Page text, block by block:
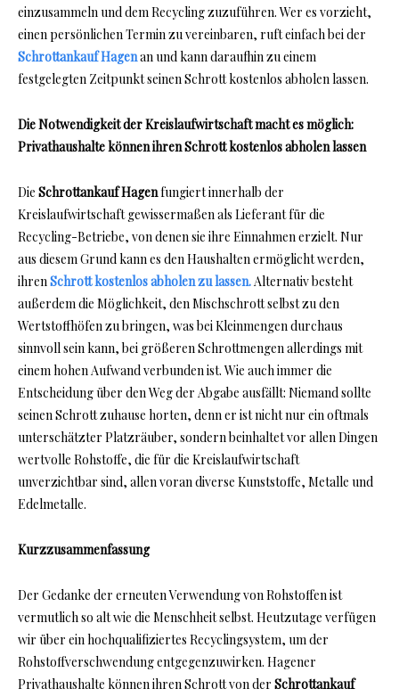
einzusammeln und dem Recycling zuzuführen. Wer es vorzieht,
einen persönlichen Termin zu vereinbaren, ruft einfach bei der
Schrottankauf Hagenan und kann daraufhin zu einem
festgelegten Zeitpunkt seinen Schrott kostenlos abholen lassen.
Die Notwendigkeit der Kreislaufwirtschaft macht es möglich:
Privathaushalte können ihren Schrott kostenlos abholen lassen
Die Schrottankauf Hagenfungiert innerhalb der
Kreislaufwirtschaft gewissermaßen als Lieferant für die
Recycling-Betriebe, von denen sie ihre Einnahmen erzielt. Nur
aus diesem Grund kann es den Haushalten ermöglicht werden,
ihrenSchrott kostenlos abholen zu lassen.Alternativ besteht
außerdem die Möglichkeit, den Mischschrott selbst zu den
Wertstoffhöfen zu bringen, was bei Kleinmengen durchaus
sinnvoll sein kann, bei größeren Schrottmengen allerdings mit
einem hohen Aufwand verbunden ist. Wie auch immer die
Entscheidung über den Weg der Abgabe ausfällt: Niemand sollte
seinen Schrott zuhause horten, denn er ist nicht nur ein oftmals
unterschätzter Platzräuber, sondern beinhaltet vor allen Dingen
wertvolle Rohstoffe, die für die Kreislaufwirtschaft
unverzichtbar sind, allen voran diverse Kunststoffe, Metalle und
Edelmetalle.
Kurzzusammenfassung
Der Gedanke der erneuten Verwendung von Rohstoffen ist
vermutlich so alt wie die Menschheit selbst. Heutzutage verfügen
wir über ein hochqualifiziertes Recyclingsystem, um der
Rohstoffverschwendung entgegenzuwirken. Hagener
Privathaushalte können ihren Schrott von der Schrottankauf